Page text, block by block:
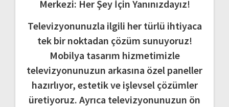
Merkezi: Her Şey İçin Yanınızdayız!
Televizyonunuzla ilgili her türlü ihtiyaca
tek bir noktadan çözüm sunuyoruz!
Mobilya tasarım hizmetimizle
televizyonunuzun arkasına özel paneller
hazırlıyor, estetik ve işlevsel çözümler
üretiyoruz. Ayrıca televizyonunuzun ön